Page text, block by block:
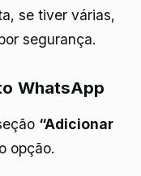
se tiver várias,
segurança.
WhatsApp
“Adicionar
opção.